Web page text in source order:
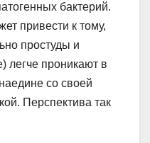
бактерий.
привести к тому,
простуды и
легче проникают в
со своей
Перспектива так